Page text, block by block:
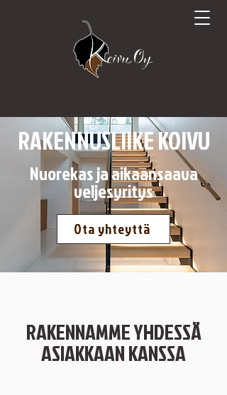
RAKENNUSLIIKE KOIVU
Nuorekas ja aikaansaava
veljesyritys
Ota yhteyttä
RAKENNAMME YHDESSÄ
ASIAKKAAN KANSSA